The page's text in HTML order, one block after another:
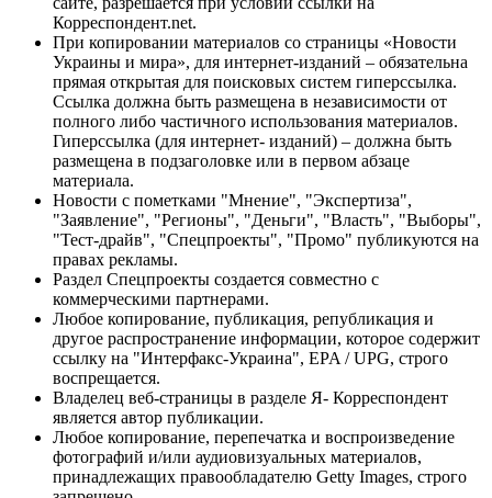
Корреспондент.net.
При копировании материалов со страницы «Новости
Украины и мира», для интернет-изданий – обязательна
прямая открытая для поисковых систем гиперссылка.
Ссылка должна быть размещена в независимости от
полного либо частичного использования материалов.
Гиперссылка (для интернет- изданий) – должна быть
размещена в подзаголовке или в первом абзаце
материала.
Новости с пометками "Мнение", "Экспертиза",
"Заявление", "Регионы", "Деньги", "Власть", "Выборы",
"Тест-драйв", "Спецпроекты", "Промо" публикуются на
правах рекламы.
Раздел Спецпроекты создается совместно с
коммерческими партнерами.
Любое копирование, публикация, републикация и
другое распространение информации, которое содержит
ссылку на "Интерфакс-Украина", EPA / UPG, строго
воспрещается.
Владелец веб-страницы в разделе Я- Корреспондент
является автор публикации.
Любое копирование, перепечатка и воспроизведение
фотографий и/или аудиовизуальных материалов,
принадлежащих правообладателю Getty Images, строго